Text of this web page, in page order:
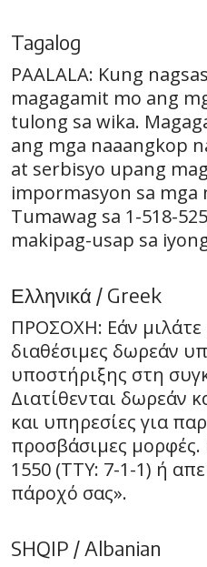
Tagalog
PAALALA: Kung
magagamit mo ang
tulong sa wika.
ang mga naaangkop
at serbisyo upang
impormasyon sa mga
Tumawag sa 1-518-
makipag-usap sa
Ελληνικά / Greek
ΠΡΟΣΟΧΗ: Εάν μιλάτε
διαθέσιμες δωρεάν
υποστήριξης στη
Διατίθενται δωρεάν
και υπηρεσίες για
προσβάσιμες μορφές.
1550 (TTY: 7-1-1) ή
πάροχό σας».
SHQIP / Albanian